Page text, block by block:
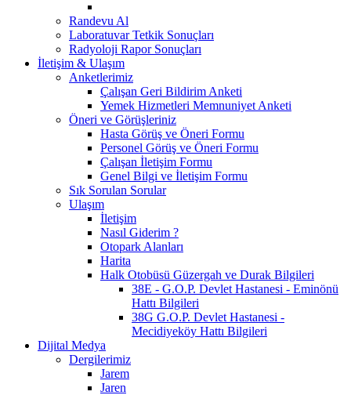
Randevu Al
Laboratuvar Tetkik Sonuçları
Radyoloji Rapor Sonuçları
İletişim & Ulaşım
Anketlerimiz
Çalışan Geri Bildirim Anketi
Yemek Hizmetleri Memnuniyet Anketi
Öneri ve Görüşleriniz
Hasta Görüş ve Öneri Formu
Personel Görüş ve Öneri Formu
Çalışan İletişim Formu
Genel Bilgi ve İletişim Formu
Sık Sorulan Sorular
Ulaşım
İletişim
Nasıl Giderim ?
Otopark Alanları
Harita
Halk Otobüsü Güzergah ve Durak Bilgileri
38E - G.O.P. Devlet Hastanesi - Eminönü
Hattı Bilgileri
38G G.O.P. Devlet Hastanesi -
Mecidiyeköy Hattı Bilgileri
Dijital Medya
Dergilerimiz
Jarem
Jaren